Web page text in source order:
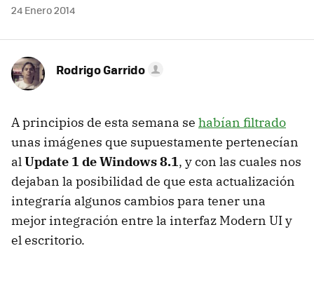
24 Enero 2014
Rodrigo Garrido
A principios de esta semana se habían filtrado
unas imágenes que supuestamente pertenecían
alUpdate 1 de Windows 8.1, y con las cuales nos
dejaban la posibilidad de que esta actualización
integraría algunos cambios para tener una
mejor integración entre la interfaz Modern UI y
el escritorio.